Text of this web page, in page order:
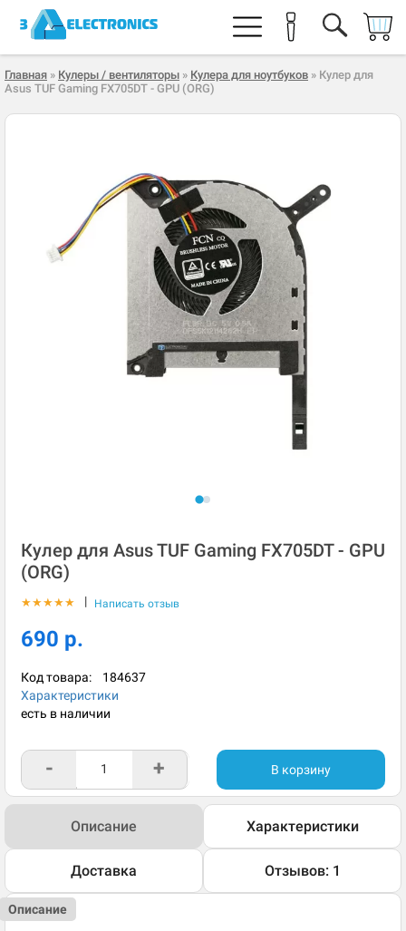
Главная » Кулеры / вентиляторы » Кулера для ноутбуков » Кулер для
Asus TUF Gaming FX705DT - GPU (ORG)
Кулер для Asus TUF Gaming FX705DT - GPU
(ORG)
★★★★★ | Написать отзыв
690 р.
Код товара: 184637
Характеристики
есть в наличии
- + В корзину
Описание Характеристики
Доставка Отзывов: 1
Описание